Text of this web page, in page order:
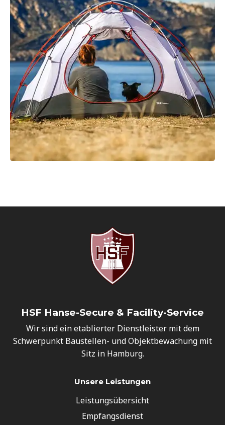
HSF Hanse-Secure & Facility-Service
Wir sind ein etablierter Dienstleister mit dem
Schwerpunkt Baustellen- und Objektbewachung mit
Sitz in Hamburg.
Unsere Leistungen
Leistungsübersicht
Empfangsdienst